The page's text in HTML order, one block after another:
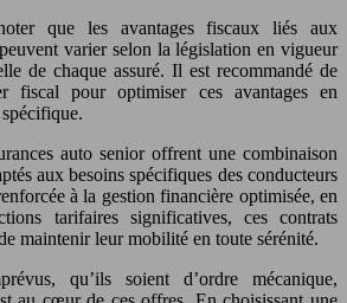
que les avantages fiscaux liés aux
varier selon la législation en vigueur
de chaque assuré. Il est recommandé de
fiscal pour optimiser ces avantages en
auto senior offrent une combinaison
aux besoins spécifiques des conducteurs
à la gestion financière optimisée, en
tarifaires significatives, ces contrats
maintenir leur mobilité en toute sérénité.
qu’ils soient d’ordre mécanique,